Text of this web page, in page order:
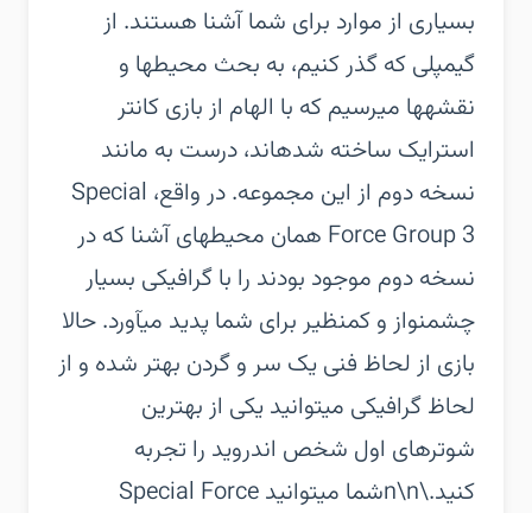
بسیاری از موارد برای شما آشنا هستند. از
گیمپلی که گذر کنیم، به بحث محیطها و
نقشهها میرسیم که با الهام از بازی کانتر
استرایک ساخته شدهاند، درست به مانند
نسخه دوم از این مجموعه. در واقع، Special
Force Group 3 همان محیطهای آشنا که در
نسخه دوم موجود بودند را با گرافیکی بسیار
چشمنواز و کمنظیر برای شما پدید میآورد. حالا
بازی از لحاظ فنی یک سر و گردن بهتر شده و از
لحاظ گرافیکی میتوانید یکی از بهترین
شوترهای اول شخص اندروید را تجربه
کنید.\n\nشما میتوانید Special Force